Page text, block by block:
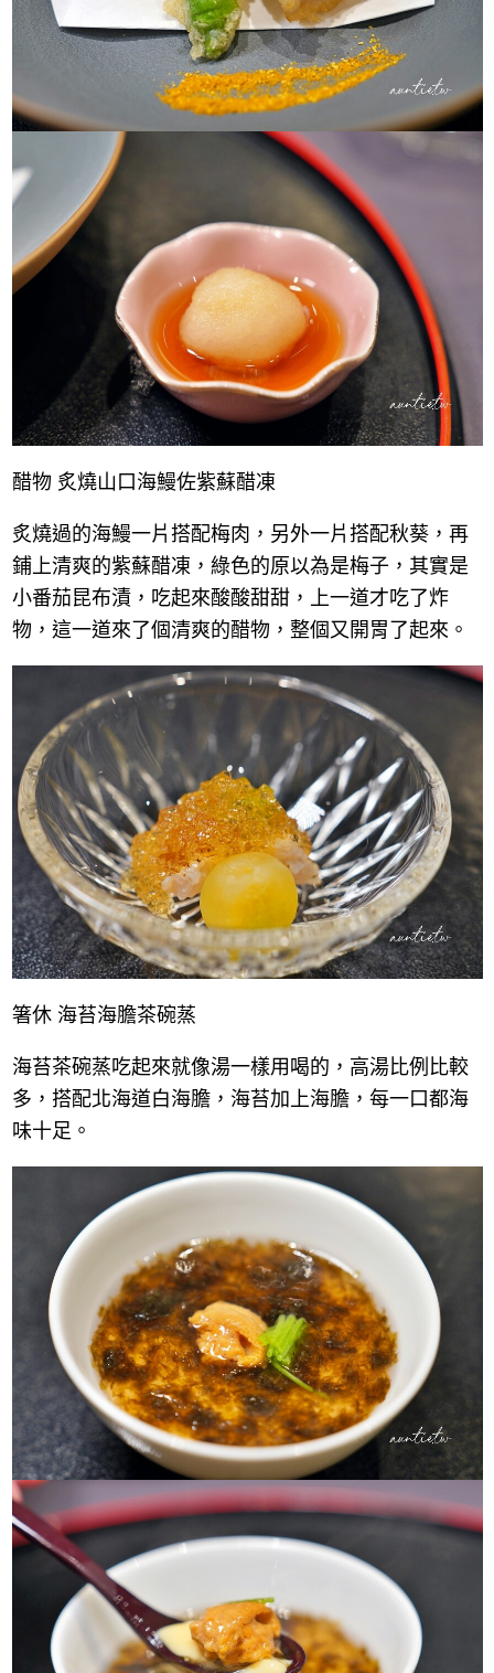
醋物 炙燒山口海鰻佐紫蘇醋凍
炙燒過的海鰻一片搭配梅肉，另外一片搭配秋葵，再
鋪上清爽的紫蘇醋凍，綠色的原以為是梅子，其實是
小番茄昆布漬，吃起來酸酸甜甜，上一道才吃了炸
物，這一道來了個清爽的醋物，整個又開胃了起來。
箸休 海苔海膽茶碗蒸
海苔茶碗蒸吃起來就像湯一樣用喝的，高湯比例比較
多，搭配北海道白海膽，海苔加上海膽，每一口都海
味十足。